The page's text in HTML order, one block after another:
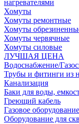
нагревателями
Хомуты
Хомуты ремонтные
Хомуты
Хомуты червячные
Хомуты силовые
ЛУЧШАЯ ЦЕНА
Водоснабжение/
Трубы и фитинги из
Канализация
Баки для воды,
Греющий кабель
Газовое оборудование
Оборудование для